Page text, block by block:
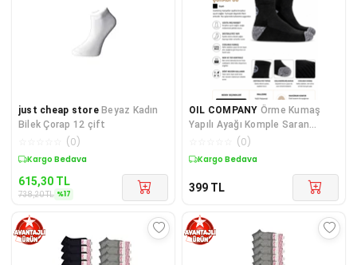
just cheap store Beyaz Kadın
Bilek Çorap 12 çift
(0)
Sepette %17 İndirim
615,30 TL
738,20TL %17
OIL COMPANY Örme Kumaş
Yapılı Ayağı Komple Saran
Dayanıklı Unisex Dört Mevsim
(0)
Kargo Bedava
399 TL